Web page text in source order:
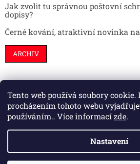
Tento web používá soubory cookie.
procházením tohoto webu
používáním.. Více informacízde.
Nastavení
Jak zvolit tu správnou poštovní
dopisy?
Černé kování, atraktivní novinka na
ARCHIV
Stavební pouzdra
Vytvořil Shoptet